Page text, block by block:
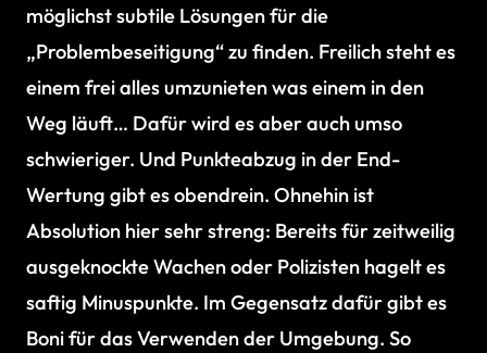
möglichst subtile Lösungen für die
„Problembeseitigung“ zu finden. Freilich steht es
einem frei alles umzunieten was einem in den
Weg läuft… Dafür wird es aber auch umso
schwieriger. Und Punkteabzug in der End-
Wertung gibt es obendrein. Ohnehin ist
Absolution hier sehr streng: Bereits für zeitweilig
ausgeknockte Wachen oder Polizisten hagelt es
saftig Minuspunkte. Im Gegensatz dafür gibt es
Boni für das Verwenden der Umgebung. So